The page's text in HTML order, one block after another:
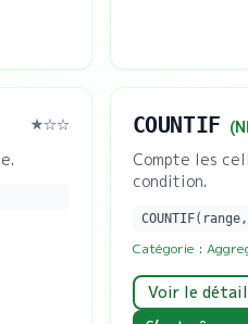
★☆☆ COUNTIF (
Compte les
condition.
Catégorie :
Voir le détail